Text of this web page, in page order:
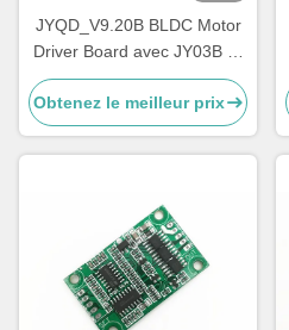
JYQD_V9.20B BLDC Motor
Driver Board avec JY03B IC
9-30V 6A Contrôleur CC
sans capteur sans pinceau
avec contrôle PWM et
analogique
Obtenez le meilleur prix